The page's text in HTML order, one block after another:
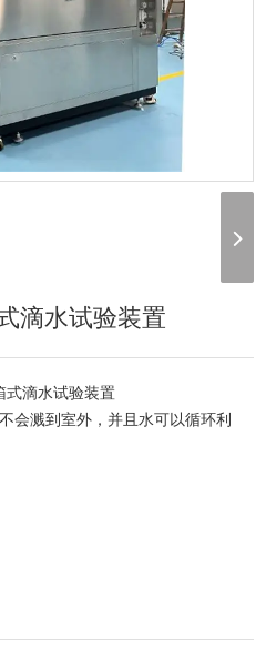
滴水试验装置
式滴水试验装置
会溅到室外，并且水可以循环利